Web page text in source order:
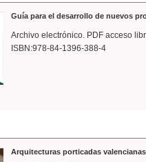
Guía para el desarrollo de nuevos
Archivo electrónico. PDF acceso
ISBN:978-84-1396-388-4
Arquitecturas porticadas